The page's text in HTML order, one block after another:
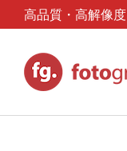
高品質・高解像度